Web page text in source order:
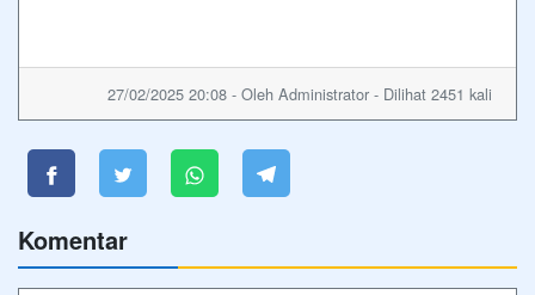
27/02/2025 20:08 - Oleh Administrator - Dilihat 2451 kali
Komentar